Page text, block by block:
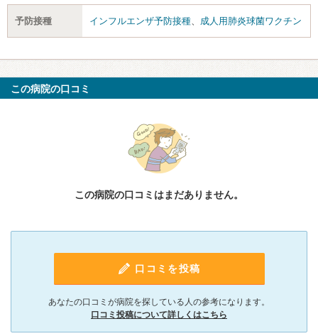
予防接種 インフルエンザ予防接種 成人用肺炎球菌ワクチン
この病院の口コミ
この病院の口コミはまだありません。
口コミを投稿
あなたの口コミが病院を探している人の参考になります。
口コミ投稿について詳しくはこちら